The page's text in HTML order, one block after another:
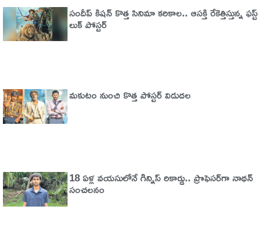
సందీప్ కిషన్ కొత్త సినిమా కరికాల.. ఆసక్తి రేకెత్తిస్తున్న ఫస్ట్
లుక్ పోస్టర్
మకుటం నుంచి కొత్త పోస్టర్ విడుదల
18 ఏళ్ల వయసులోనే గిన్నిస్ రికార్డు.. ప్రొఫెసర్‌గా నాథన్
సంచలనం